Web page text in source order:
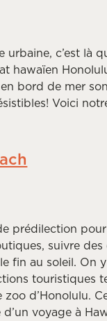
urbaine, c’est là
hawaïen
bord de mer
Voici
prédilection
suivre
fin au soleil. On
touristiques
zoo d’Honolulu.
voyage à